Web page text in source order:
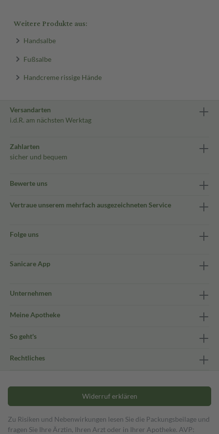
Weitere Produkte aus:
Handsalbe
Fußsalbe
Handcreme rissige Hände
Versandarten
i.d.R. am nächsten Werktag
Zahlarten
sicher und bequem
Bewerte uns
Vertraue unserem mehrfach ausgezeichneten Service
Folge uns
Sanicare App
Unternehmen
Meine Apotheke
So geht's
Rechtliches
Widerruf erklären
Zu Risiken und Nebenwirkungen lesen Sie die Packungsbeilage und
fragen Sie Ihre Ärztin, Ihren Arzt oder in Ihrer Apotheke. AVP: